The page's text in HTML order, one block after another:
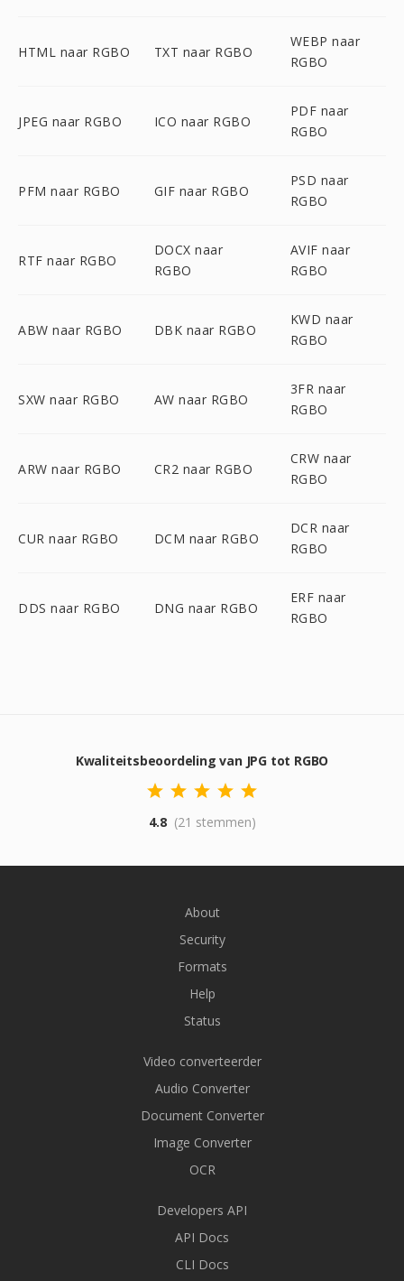
HTML naar RGBO TXT naar RGBO
WEBP naar
RGBO
JPEG naar RGBO ICO naar RGBO
PDF naar
RGBO
PFM naar RGBO GIF naar RGBO
PSD naar
RGBO
RTF naar RGBO
DOCX naar
RGBO
AVIF naar
RGBO
ABW naar RGBO DBK naar RGBO
KWD naar
RGBO
SXW naar RGBO AW naar RGBO
3FR naar
RGBO
ARW naar RGBO CR2 naar RGBO
CRW naar
RGBO
CUR naar RGBO DCM naar RGBO
DCR naar
RGBO
DDS naar RGBO DNG naar RGBO
ERF naar
RGBO
Kwaliteitsbeoordeling van JPG tot RGBO
4.8 (21 stemmen)
About
Security
Formats
Help
Status
Video converteerder
Audio Converter
Document Converter
Image Converter
OCR
Developers API
API Docs
CLI Docs